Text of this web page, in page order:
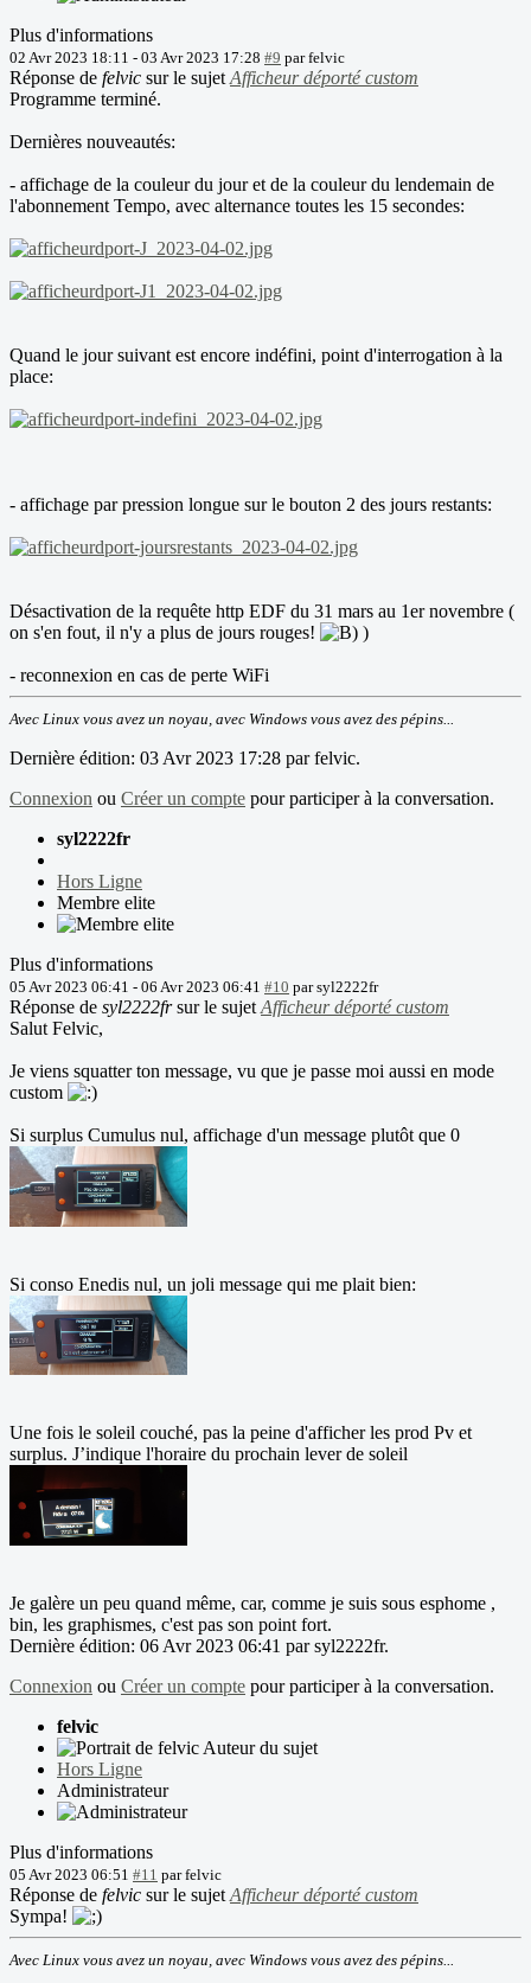
Plus d'informations
02 Avr 2023 18:11 - 03 Avr 2023 17:28 #9 parfelvic
Réponse de felvic sur le sujetAfficheur déporté custom
Programme terminé.
Dernières nouveautés:
- affichage de la couleur du jour et de la couleur du lendemain de
l'abonnement Tempo, avec alternance toutes les 15 secondes:
Quand le jour suivant est encore indéfini, point d'interrogation à la
place:
- affichage par pression longue sur le bouton 2 des jours restants:
Désactivation de la requête http EDF du 31 mars au 1er novembre (
on s'en fout, il n'y a plus de jours rouges!
)
- reconnexion en cas de perte WiFi
Avec Linux vous avez un noyau, avec Windows vous avez des pépins...
Dernière édition: 03 Avr 2023 17:28 parfelvic.
Connexion ou Créer un compte pour participer à la conversation.
syl2222fr
Hors Ligne
Membre elite
Plus d'informations
05 Avr 2023 06:41 - 06 Avr 2023 06:41 #10 parsyl2222fr
Réponse de syl2222frsur le sujetAfficheur déporté custom
Salut Felvic,
Je viens squatter ton message, vu que je passe moi aussi en mode
custom
Si surplus Cumulus nul, affichage d'un message plutôt que 0
Si conso Enedis nul, un joli message qui me plait bien:
Une fois le soleil couché, pas la peine d'afficher les prod Pv et
surplus. J’indique l'horaire du prochain lever de soleil
Je galère un peu quand même, car, comme je suis sous esphome ,
bin, les graphismes, c'est pas son point fort.
Dernière édition: 06 Avr 2023 06:41 parsyl2222fr.
Connexion ou Créer un compte pour participer à la conversation.
felvic
Auteur du sujet
Hors Ligne
Administrateur
Plus d'informations
05 Avr 2023 06:51 #11 parfelvic
Réponse de felvic sur le sujet Afficheur déporté custom
Sympa!
Avec Linux vous avez un noyau, avec Windows vous avez des pépins...